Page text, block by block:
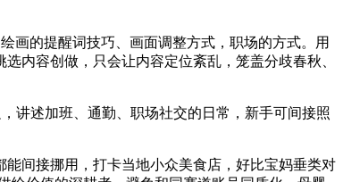
的提醒词技巧、画面调整方式，职场的方式。用
内容创做，只会让内容定位紊乱，笼盖分歧春秋、
述加班、通勤、职场社交的日常，新手可间接照
间接挪用，打卡当地小众美食店，好比宝妈垂类对